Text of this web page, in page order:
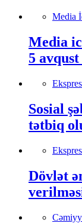
Media
Media
5
Sosial
tətbiq
Dövlət